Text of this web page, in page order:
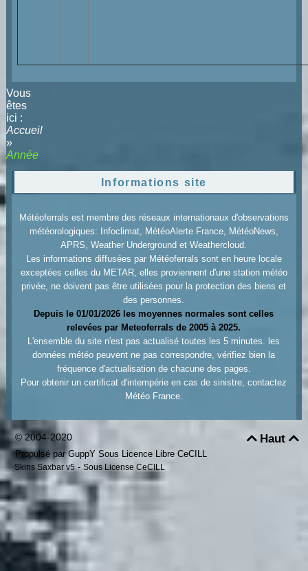
Vous
êtes
ici :
Accueil
»
Année
Informations site
Météoferrals est membre des réseaux internationaux d'observations
météorologiques: Infoclimat, MétéoAlerte France, MétéoNews,
APRS, Weather Underground et Weathercloud.
Les informations diffusées par Météoferrals sont en heure locale
exceptées celles du METAR, elles proviennent d'une station météo
privée, ne doivent pas être utilisées pour la protection des biens et
des personnes.
Depuis le 01/01/2026 les moyennes normales sont celles
relevées par Meteoferrals de 2005 à 2025.
L'ensemble du site n'est pas actualisé toutes les 5 minutes. les
données météo peuvent ne pas correspondre, vérifiez bien la
fréquence d'actualisation de chacune des pages.
Pour obtenir un certificat d'intempérie en cas de sinistre, contactez
Météo France.
Haut
© 2004-2020
Propulsé par GuppY Sous Licence Libre CeCILL
Skins Saxbar v5- Sous License CeCILL